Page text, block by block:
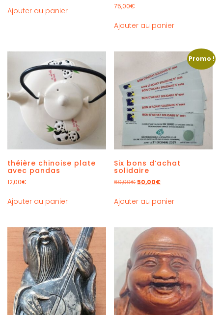
Ajouter au panier 75,00€
Ajouter au panier
théière chinoise plate
avec pandas
12,00€
Ajouter au panier
Promo !
Six bons d’achat
solidaire
60,00€ 50,00€
Ajouter au panier